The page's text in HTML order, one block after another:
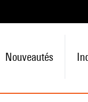
Nouveautés